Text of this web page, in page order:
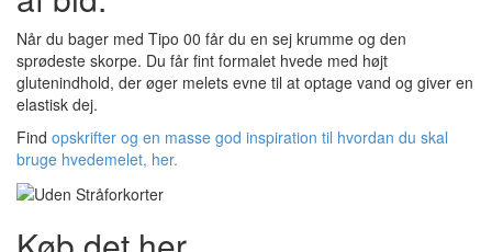
Når du bager med Tipo 00 får du en sej krumme og den
sprødeste skorpe. Du får fint formalet hvede med højt
glutenindhold, der øger melets evne til at optage vand og giver en
elastisk dej.
Find opskrifter og en masse god inspiration til hvordan du skal
bruge hvedemelet, her.